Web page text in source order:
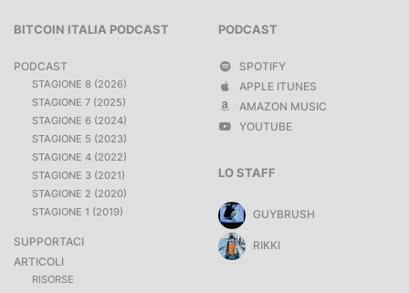
BITCOIN ITALIA PODCAST
PODCAST
STAGIONE 8 (2026)
STAGIONE 7 (2025)
STAGIONE 6 (2024)
STAGIONE 5 (2023)
STAGIONE 4 (2022)
STAGIONE 3 (2021)
STAGIONE 2 (2020)
STAGIONE 1 (2019)
SUPPORTACI
ARTICOLI
RISORSE
PODCAST
SPOTIFY
APPLE ITUNES
AMAZON MUSIC
YOUTUBE
LO STAFF
GUYBRUSH
RIKKI